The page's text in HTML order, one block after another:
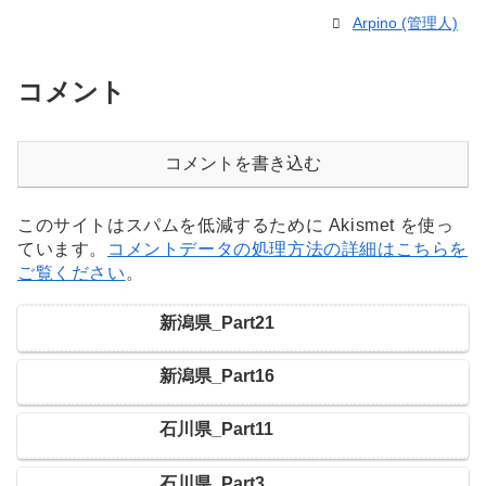
Arpino (管理人)
コメント
コメントを書き込む
このサイトはスパムを低減するために Akismet を使っ
ています。
コメントデータの処理方法の詳細はこちらを
ご覧ください 。
新潟県_Part21
新潟県_Part16
石川県_Part11